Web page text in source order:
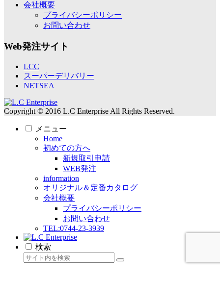
会社概要
プライバシーポリシー
お問い合わせ
Web発注サイト
LCC
スーパーデリバリー
NETSEA
Copyright © 2016 L.C Enterprise All Rights Reserved.
メニュー
Home
初めての方へ
新規取引申請
WEB発注
information
オリジナル＆定番カタログ
会社概要
プライバシーポリシー
お問い合わせ
TEL:0744-23-3939
検索